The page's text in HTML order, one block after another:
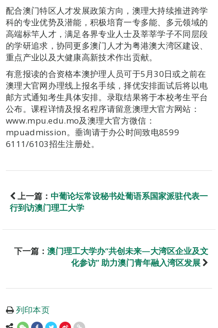
配合澳门特区人才发展政策方向，澳理大持续推进跨学
科的专业优势及潜能，积极培育一专多能、多元领域的
高端标竿人才，满足各界专业人士及莘莘学子不同层段
的学研追求，协同更多澳门人才为粤港澳大湾区建设、
重点产业以及大健康高新技术作出贡献。
有意报读的合资格本澳护理人员可于5月30日或之前在
澳理大官网办理线上报名手续，择优安排面试后将以电
邮方式通知考生具体安排。录取结果将于本校考生平台
公布。课程详情及报名程序请留意澳理大官方网站：
www.mpu.edu.mo及澳理大官方微信：
mpuadmission。垂询请于办公时间致电8599
6111/6103招生注册处。
上一篇： 中葡论坛常设秘书处葡语系国家派驻代表一
行到访澳门理工大学
下一篇： 澳门理工大学办“共创未来—大湾区企业及文
化参访” 助力澳门青年融入湾区发展
列印本页